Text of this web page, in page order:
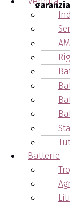
Batterie
Le
robot
devono
il tutto
Le